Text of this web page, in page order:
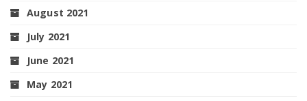
August 2021
July 2021
June 2021
May 2021